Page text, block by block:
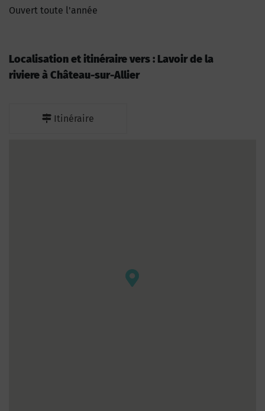
Ouvert toute l'année
Localisation et itinéraire vers : Lavoir de la
riviere à Château-sur-Allier
Itinéraire